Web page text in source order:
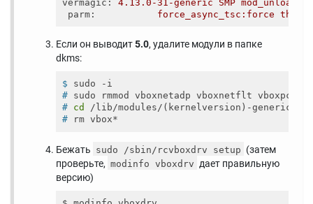
vermagic : 4.13.0-31-generic SMP mod_unload
parm : force_async_tsc:force the
Если он выводит5.0, удалите модули в папке
dkms:
$ sudo -i
# sudo rmmod vboxnetadp vboxnetflt vboxpci
# cd
/lib/modules/(kernelversion)-generic/
# rm vbox*
Бежать sudo /sbin/rcvboxdrv setup (затем
проверьте, modinfo vboxdrv дает правильную
версию)